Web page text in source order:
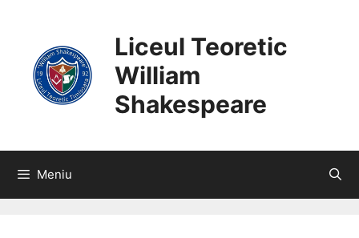
CONȚINUT
Liceul Teoretic
William
Shakespeare
Meniu